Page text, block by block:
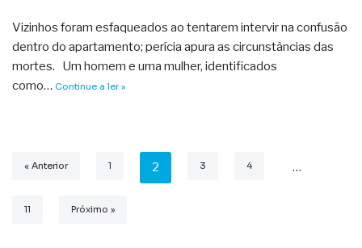
Vizinhos foram esfaqueados ao tentarem intervir na confusão
dentro do apartamento; perícia apura as circunstâncias das
mortes. Um homem e uma mulher, identificados
como… Continue a ler »
« Anterior 1 2 3 4 …
11 Próximo »